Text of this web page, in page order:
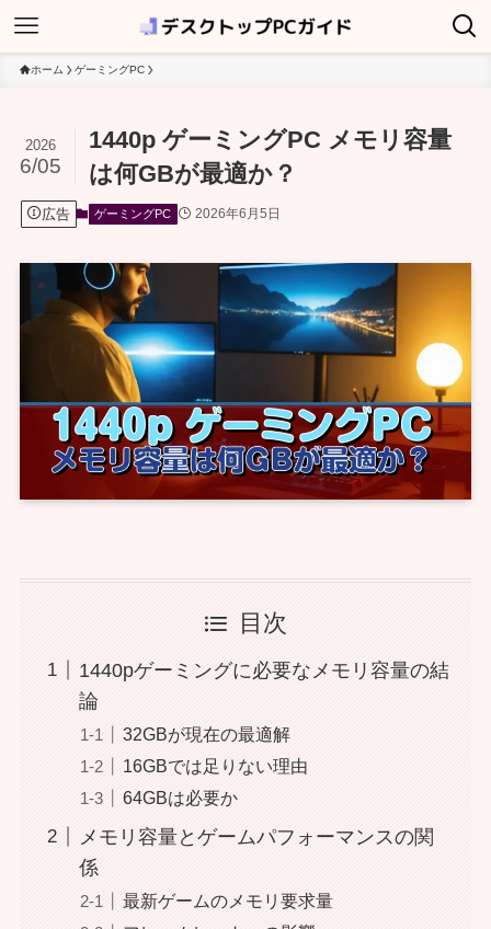
ホーム ゲーミングPC
1440p ゲーミングPC メモリ容量
は何GBが最適か？
2026
6/05
広告 ゲーミングPC 2026年6月5日
目次
1440pゲーミングに必要なメモリ容量の結
論
32GBが現在の最適解
16GBでは足りない理由
64GBは必要か
メモリ容量とゲームパフォーマンスの関
係
最新ゲームのメモリ要求量